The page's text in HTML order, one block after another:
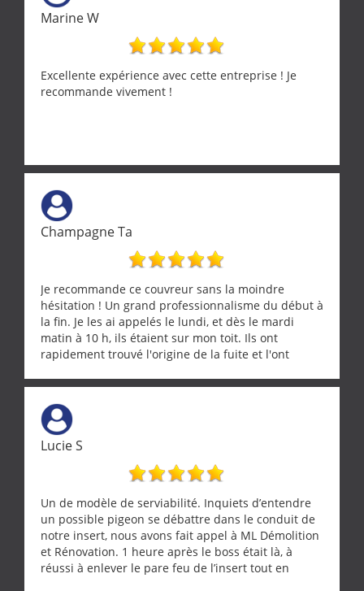
Marine W
Excellente expérience avec cette entreprise ! Je
recommande vivement !
Champagne Ta
Je recommande ce couvreur sans la moindre
hésitation ! Un grand professionnalisme du début à
la fin. Je les ai appelés le lundi, et dès le mardi
matin à 10 h, ils étaient sur mon toit. Ils ont
rapidement trouvé l'origine de la fuite et l'ont
Une équipe sérieuse, réactive et compétente. C'est
vraiment rassurant de pouvoir compter sur des
artisans aussi professionnels. Merci encore !
Lucie S
Un de modèle de serviabilité. Inquiets d’entendre
un possible pigeon se débattre dans le conduit de
notre insert, nous avons fait appel à ML Démolition
et Rénovation. 1 heure après le boss était là, à
réussi à enlever le pare feu de l’insert tout en